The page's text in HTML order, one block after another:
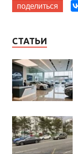
поделиться
СТАТЬИ